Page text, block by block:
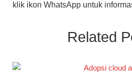
klik ikon WhatsApp untuk
Related